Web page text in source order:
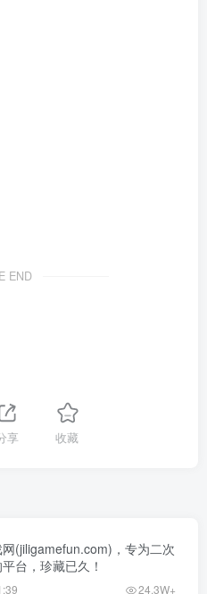
END
享 收藏
(jiligamefun.com)，专为二次
台，珍藏已久！
24.3W+